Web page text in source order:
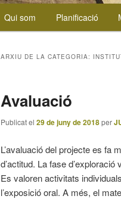
Aneu
principal
Aneu
secundari
Qui som Planificació
ARXIU DE LA CATEGORIA:
Avaluació
Publicat el 29 de juny de 2018per
L’avaluació del projecte es fa
d’actitud. La fase
Es valoren activitats
l’exposició oral. A més, el